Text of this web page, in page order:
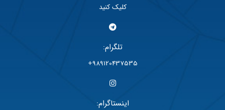
کلیک کنید
تلگرام:
989120437535+
اینستاگرام: